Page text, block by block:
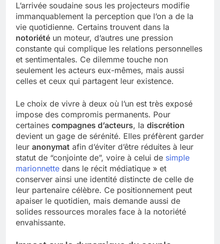
L’arrivée soudaine sous les projecteurs modifie
immanquablement la perception que l’on a de la
vie quotidienne. Certains trouvent dans la
notoriété un moteur, d’autres une pression
constante qui complique les relations personnelles
et sentimentales. Ce dilemme touche non
seulement les acteurs eux-mêmes, mais aussi
celles et ceux qui partagent leur existence.
Le choix de vivre à deux où l’un est très exposé
impose des compromis permanents. Pour
certaines compagnes d’acteurs, la discrétion
devient un gage de sérénité. Elles préfèrent garder
leur anonymat afin d’éviter d’être réduites à leur
statut de “conjointe de”, voire à celui de simple
marionnette dans le récit médiatique » et
conserver ainsi une identité distincte de celle de
leur partenaire célèbre. Ce positionnement peut
apaiser le quotidien, mais demande aussi de
solides ressources morales face à la notoriété
envahissante.